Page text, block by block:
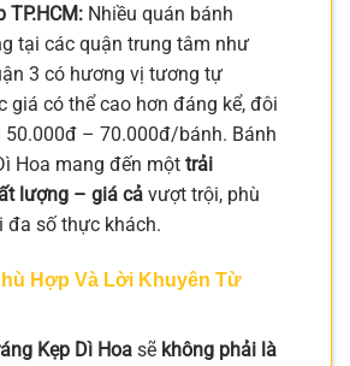
TP.HCM:Nhiều quán bánh
tại các quận trung tâm như
3 có hương vị tương tự
giá có thể cao hơn đáng kể, đôi
50.000đ – 70.000đ/bánh. Bánh
Hoa mang đến một trải
lượng – giá cảvượt trội, phù
đa số thực khách.
Hợp Và Lời Khuyên Từ
Kẹp Dì Hoa sẽ không phải là